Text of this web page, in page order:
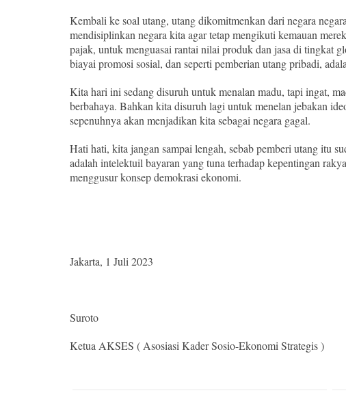
Kembali ke soal utang, utang dikomitmenkan dari negara
mendisiplinkan negara kita agar tetap mengikuti kemauan
pajak, untuk menguasai rantai nilai produk dan jasa di tingkat
biayai promosi sosial, dan seperti pemberian utang pribadi,
Kita hari ini sedang disuruh untuk menalan madu, tapi ingat,
berbahaya. Bahkan kita disuruh lagi untuk menelan jebakan
sepenuhnya akan menjadikan kita sebagai negara gagal.
Hati hati, kita jangan sampai lengah, sebab pemberi utang itu
adalah intelektuil bayaran yang tuna terhadap kepentingan
menggusur konsep demokrasi ekonomi.
Jakarta, 1 Juli 2023
Suroto
Ketua AKSES ( Asosiasi Kader Sosio-Ekonomi Strategis )